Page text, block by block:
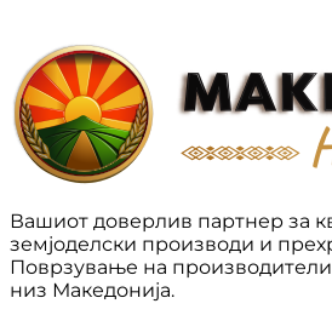
Вашиот доверлив партнер за
земјоделски производи и
Поврзување на
низ Македонија.